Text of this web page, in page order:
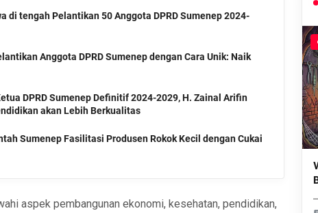
di tengah Pelantikan 50 Anggota DPRD Sumenep 2024-
Anggota DPRD Sumenep dengan Cara Unik: Naik
DPRD Sumenep Definitif 2024-2029, H. Zainal Arifin
akan Lebih Berkualitas
Sumenep Fasilitasi Produsen Rokok Kecil dengan Cukai
aspek pembangunan ekonomi, kesehatan, pendidikan,